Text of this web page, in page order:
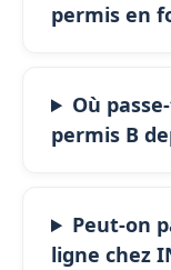
permis en
Où
permis B
Peut-on
ligne chez